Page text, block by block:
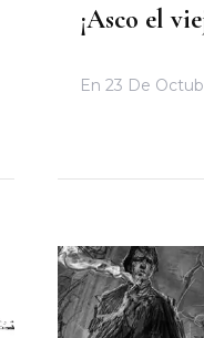
¡Asco el
En 23 De